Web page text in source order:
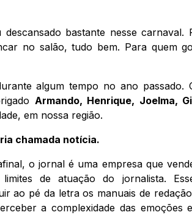
bastante nesse carnaval.
no salão, tudo bem. Para quem
algum tempo no ano passado.
Armando, Henrique, Joelma,
em nossa região.
chamada notícia.
o jornal é uma empresa que
de atuação do jornalista.
ao pé da letra os manuais de
a complexidade das emoções